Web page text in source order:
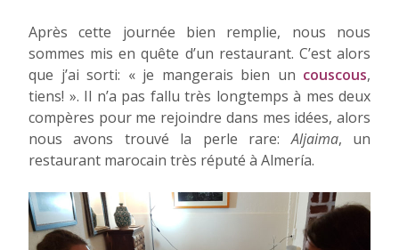
Après cette journée bien remplie, nous nous
sommes mis en quête d’un restaurant. C’est alors
que j’ai sorti: « je mangerais bien un couscous,
tiens! ». Il n’a pas fallu très longtemps à mes deux
compères pour me rejoindre dans mes idées, alors
nous avons trouvé la perle rare:Aljaima, un
restaurant marocain très réputé à Almería.